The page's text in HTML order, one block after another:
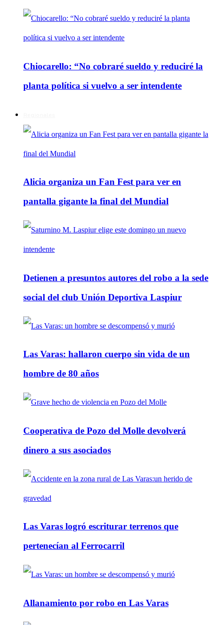
Chiocarello: “No cobraré sueldo y reduciré la
planta política si vuelvo a ser intendente
Alicia organiza un Fan Fest para ver en
pantalla gigante la final del Mundial
Detienen a presuntos autores del robo a la sede
social del club Unión Deportiva Laspiur
Las Varas: hallaron cuerpo sin vida de un
hombre de 80 años
Cooperativa de Pozo del Molle devolverá
dinero a sus asociados
Las Varas logró escriturar terrenos que
pertenecían al Ferrocarril
Allanamiento por robo en Las Varas